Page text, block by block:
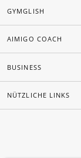
GYMGLISH
AIMIGO COACH
BUSINESS
NÜTZLICHE LINKS